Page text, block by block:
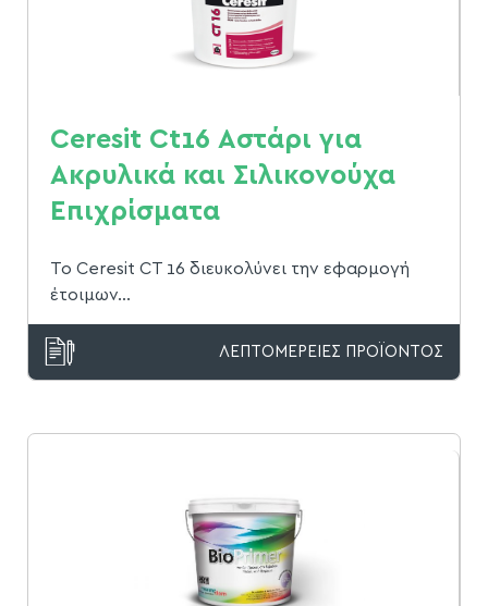
Ceresit Ct16 Αστάρι για
Ακρυλικά και Σιλικονούχα
Επιχρίσματα
Το Ceresit CT 16 διευκολύνει την εφαρμογή
έτοιμων...
ΛΕΠΤΟΜΕΡΕΙΕΣ ΠΡΟΪΟΝΤΟΣ